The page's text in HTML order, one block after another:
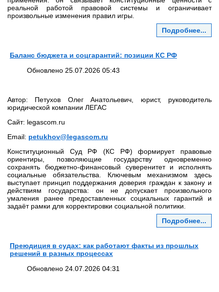
реальной работой правовой системы и ограничивает
произвольные изменения правил игры.
Подробнее...
Баланс бюджета и соцгарантий: позиции КС РФ
Обновлено 25.07.2026 05:43
Автор: Петухов Олег Анатольевич, юрист, руководитель
юридической компании ЛЕГАС
Сайт: legascom.ru
Email: petukhov@legascom.ru
Конституционный Суд РФ (КС РФ) формирует правовые
ориентиры, позволяющие государству одновременно
сохранять бюджетно-финансовый суверенитет и исполнять
социальные обязательства. Ключевым механизмом здесь
выступает принцип поддержания доверия граждан к закону и
действиям государства: он не допускает произвольного
умаления ранее предоставленных социальных гарантий и
задаёт рамки для корректировки социальной политики.
Подробнее...
Преюдиция в судах: как работают факты из прошлых
решений в разных процессах
Обновлено 24.07.2026 04:31